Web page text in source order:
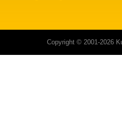
Copyright © 2001-2026